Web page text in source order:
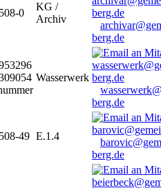
0
KG /
Archiv
berg.de
Wasserwerk
berg.de
49 E.1.4
berg.de